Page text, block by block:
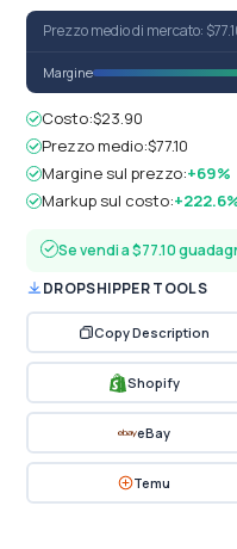
Prezzo medio di mercato:
Margine
Costo:$23.90
Prezzo medio:$77.10
Margine sul prezzo:+69%
Markup sul costo:
Se vendi a $77.10
DROPSHIPPER TOOLS
Copy Description
Shopify
eBay
Temu